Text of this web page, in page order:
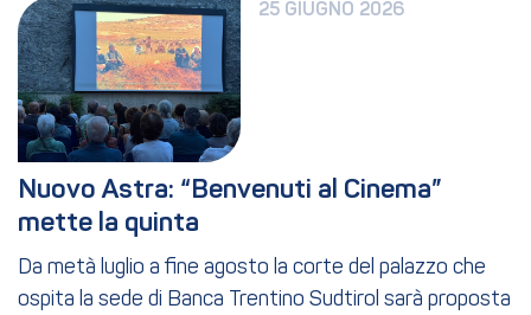
25 GIUGNO 2026
Nuovo Astra: “Benvenuti al Cinema”
mette la quinta
Da metà luglio a fine agosto la corte del palazzo che
ospita la sede di Banca Trentino Sudtirol sarà proposta